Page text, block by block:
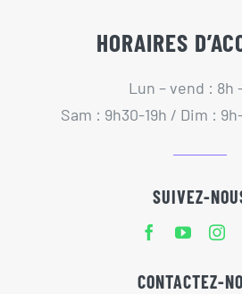
HORAIRES
Lun – vend : 8h
Sam : 9h30-19h / Dim :
SUIVEZ-
CONTACTEZ-